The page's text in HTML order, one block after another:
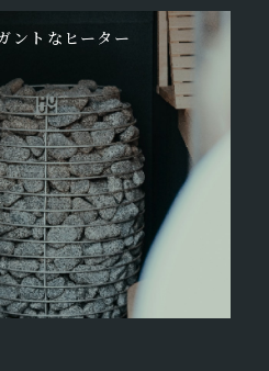
ントなヒーター